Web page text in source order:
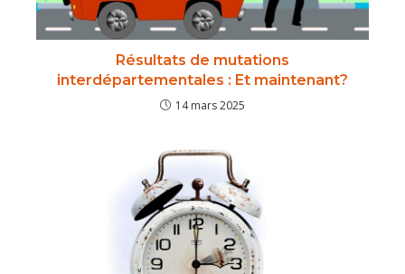
Résultats de mutations
interdépartementales : Et maintenant?
14 mars 2025